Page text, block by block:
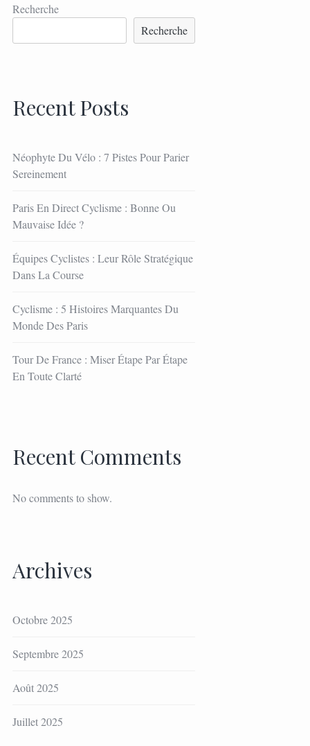
Recherche
Recherche
Recent Posts
Néophyte Du Vélo : 7 Pistes Pour Parier
Sereinement
Paris En Direct Cyclisme : Bonne Ou
Mauvaise Idée ?
Équipes Cyclistes : Leur Rôle Stratégique
Dans La Course
Cyclisme : 5 Histoires Marquantes Du
Monde Des Paris
Tour De France : Miser Étape Par Étape
En Toute Clarté
Recent Comments
No comments to show.
Archives
Octobre 2025
Septembre 2025
Août 2025
Juillet 2025